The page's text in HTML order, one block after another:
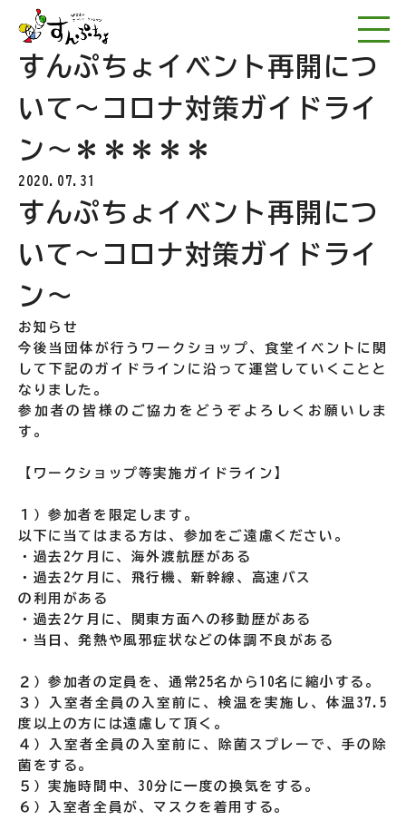
NPO法人アートワー
すんぷちょイベント再開につ
いて〜コロナ対策ガイドライ
ン〜＊＊＊＊＊
2020.07.31
すんぷちょイベント再開につ
いて〜コロナ対策ガイドライ
ン〜
お知らせ
今後当団体が行うワークショップ、食堂イベントに関
して下記のガイドラインに沿って運営していくことと
なりました。
参加者の皆様のご協力をどうぞよろしくお願いしま
す。
【ワークショップ等実施ガイドライン】
１）参加者を限定します。
以下に当てはまる方は、参加をご遠慮ください。
・過去2ケ月に、海外渡航歴がある
・過去2ケ月に、飛行機、新幹線、高速バス
の利用がある
・過去2ケ月に、関東方面への移動歴がある
・当日、発熱や風邪症状などの体調不良がある
２）参加者の定員を、通常25名から10名に縮小する。
３）入室者全員の入室前に、検温を実施し、体温37.5
度以上の方には遠慮して頂く。
４）入室者全員の入室前に、除菌スプレーで、手の除
菌をする。
５）実施時間中、30分に一度の換気をする。
６）入室者全員が、マスクを着用する。